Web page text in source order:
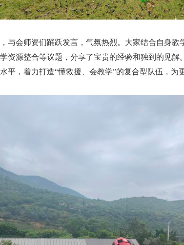
会师资们踊跃发言，气氛热烈。大家结合自身教
资源整合等议题，分享了宝贵的经验和独到的见
平，着力打造“懂救援、会教学”的复合型队伍，为